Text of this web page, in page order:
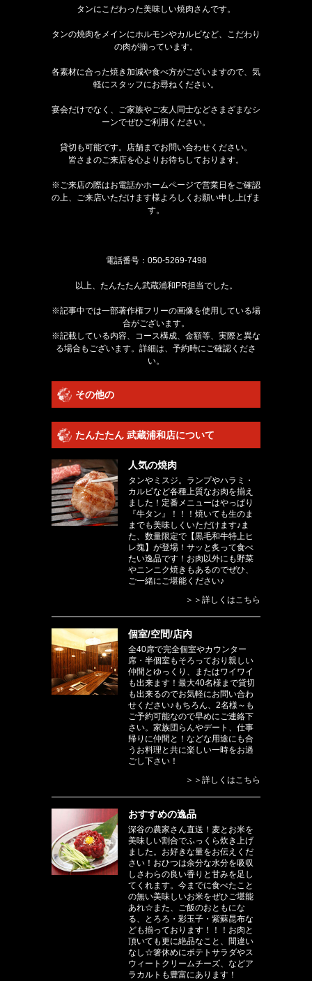
タンにこだわった美味しい焼肉さんです。
タンの焼肉をメインにホルモンやカルビなど、こだわり
の肉が揃っています。
各素材に合った焼き加減や食べ方がございますので、気
軽にスタッフにお尋ねください。
宴会だけでなく、ご家族やご友人同士などさまざまなシ
ーンでぜひご利用ください。
貸切も可能です。店舗までお問い合わせください。
皆さまのご来店を心よりお待ちしております。
※ご来店の際はお電話かホームページで営業日をご確認
の上、ご来店いただけます様よろしくお願い申し上げま
す。
電話番号： 050-5269-7498
以上、たんたたん武蔵浦和PR担当でした。
※記事中では一部著作権フリーの画像を使用している場
合がございます。
※記載している内容、コース構成、金額等、実際と異な
る場合もございます。詳細は、予約時にご確認くださ
い。
その他の
たんたたん 武蔵浦和店について
人気の焼肉
タンやミスジ。ランプやハラミ・
カルビなど各種上質なお肉を揃え
ました！定番メニューはやっぱり
『牛タン』！！！焼いても生のま
までも美味しくいただけます♪ま
た、数量限定で【黒毛和牛特上ヒ
レ塊】が登場！サッと炙って食べ
たい逸品です！お肉以外にも野菜
やニンニク焼きもあるのでぜひ、
ご一緒にご堪能ください♪
＞＞詳しくはこちら
個室/空間/店内
全40席で完全個室やカウンター
席・半個室もそろっており親しい
仲間とゆっくり、またはワイワイ
も出来ます！最大40名様まで貸切
も出来るのでお気軽にお問い合わ
せください♪もちろん、2名様～も
ご予約可能なので早めにご連絡下
さい。家族団らんやデート、仕事
帰りに仲間と！などな用途にも合
うお料理と共に楽しい一時をお過
ごし下さい！
＞＞詳しくはこちら
おすすめの逸品
深谷の農家さん直送！麦とお米を
美味しい割合でふっくら炊き上げ
ました。お好きな量をお伝えくだ
さい！おひつは余分な水分を吸収
しさわらの良い香りと甘みを足し
てくれます。今までに食べたこと
の無い美味しいお米をぜひご堪能
あれ☆また、ご飯のおともにな
る、とろろ・彩玉子・紫蘇昆布な
ども揃っております！！！お肉と
頂いても更に絶品なこと、間違い
なし☆箸休めにポテトサラダやス
ウィートクリームチーズ、などア
ラカルトも豊富にあります！